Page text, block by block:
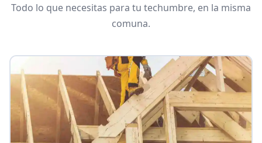
Todo lo que necesitas para tu techumbre, en la misma
comuna.